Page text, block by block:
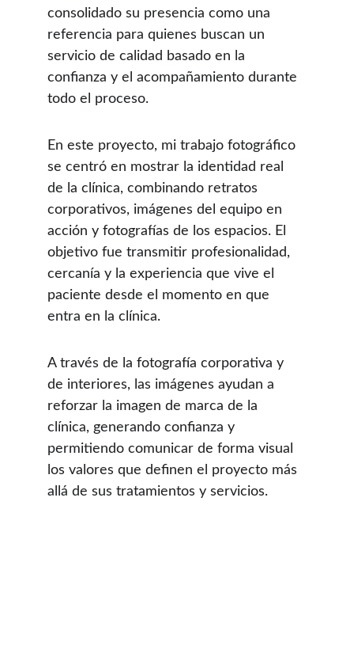
consolidado su presencia como una
referencia para quienes buscan un
servicio de calidad basado en la
confianza y el acompañamiento durante
todo el proceso.
En este proyecto, mi trabajo fotográfico
se centró en mostrar la identidad real
de la clínica, combinando retratos
corporativos, imágenes del equipo en
acción y fotografías de los espacios. El
objetivo fue transmitir profesionalidad,
cercanía y la experiencia que vive el
paciente desde el momento en que
entra en la clínica.
A través de la fotografía corporativa y
de interiores, las imágenes ayudan a
reforzar la imagen de marca de la
clínica, generando confianza y
permitiendo comunicar de forma visual
los valores que definen el proyecto más
allá de sus tratamientos y servicios.